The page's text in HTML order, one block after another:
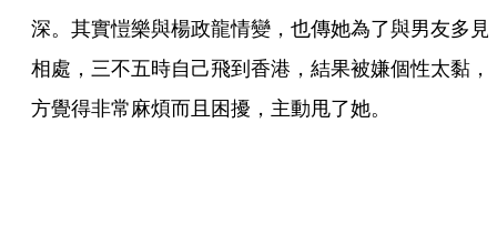
深。其實愷樂與楊政龍情變，也傳她為了與男友多見
相處，三不五時自己飛到香港，結果被嫌個性太黏，
方覺得非常麻煩而且困擾，主動甩了她。